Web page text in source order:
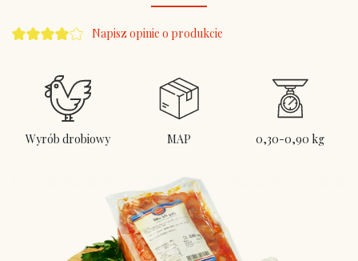
Napisz opinie o produkcie
Wyrób drobiowy MAP 0,30-0,90 kg